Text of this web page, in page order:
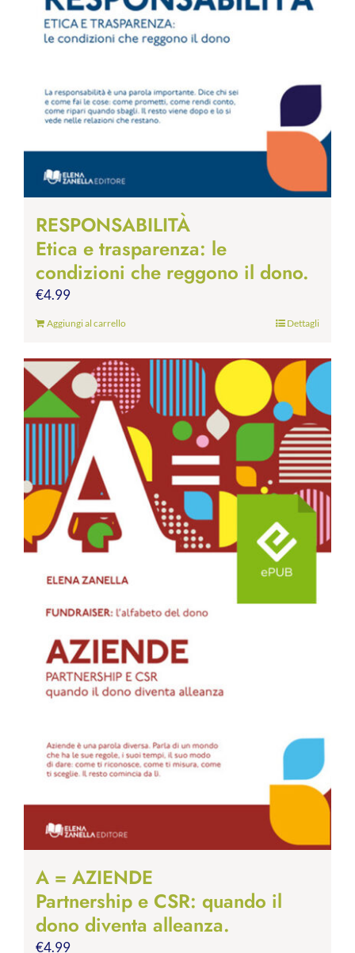
RESPONSABILITÀ
Etica e trasparenza: le
condizioni che reggono il dono.
€4.99
Aggiungi al carrello Dettagli
A = AZIENDE
Partnership e CSR: quando il
dono diventa alleanza.
€4.99